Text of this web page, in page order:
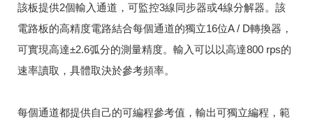
該板提供2個輸入通道，可監控3線同步器或4線分解器。該
電路板的高精度電路結合每個通道的獨立16位A / D轉換器，
可實現高達±2.6弧分的測量精度。輸入可以以高達8​​00 rps的
速率讀取，具體取決於參考頻率。
每個通道都提供自己的可編程參考值，輸出可獨立編程，範